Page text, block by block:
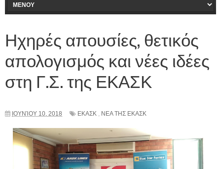
Ηχηρές απουσίες, θετικός
απολογισμός και νέες ιδέες
στη Γ.Σ. της ΕΚΑΣΚ
ΙΟΥΝΊΟΥ 10, 2018 ΕΚΑΣΚ , ΝΕΑ ΤΗΣ ΕΚΑΣΚ